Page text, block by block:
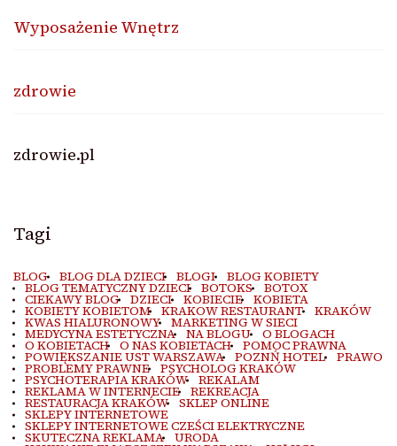
Wyposażenie Wnętrz
zdrowie
zdrowie.pl
Tagi
BLOG BLOG DLA DZIECI BLOGI BLOG KOBIETY
BLOG TEMATYCZNY DZIECI BOTOKS BOTOX
CIEKAWY BLOG DZIECI KOBIECIE KOBIETA
KOBIETY KOBIETOM KRAKOW RESTAURANT KRAKÓW
KWAS HIALURONOWY MARKETING W SIECI
MEDYCYNA ESTETYCZNA NA BLOGU O BLOGACH
O KOBIETACH O NAS KOBIETACH POMOC PRAWNA
POWIĘKSZANIE UST WARSZAWA POZNŃ HOTEL PRAWO
PROBLEMY PRAWNE PSYCHOLOG KRAKÓW
PSYCHOTERAPIA KRAKÓW REKALAM
REKLAMA W INTERNECIE REKREACJA
RESTAURACJA KRAKÓW SKLEP ONLINE
SKLEPY INTERNETOWE
SKLEPY INTERNETOWE CZEŚCI ELEKTRYCZNE
SKUTECZNA REKLAMA URODA